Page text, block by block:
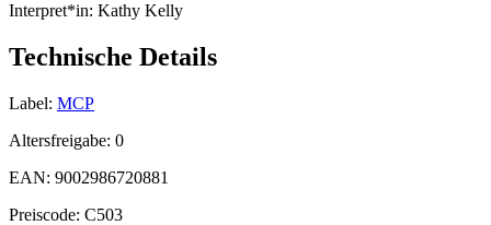
Interpret*in: Kathy Kelly
Technische Details
Label: MCP
Altersfreigabe: 0
EAN: 9002986720881
Preiscode: C503